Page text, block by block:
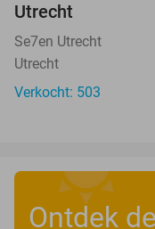
Utrecht
Se7en Utrecht
Utrecht
Verkocht: 503
Ontdek